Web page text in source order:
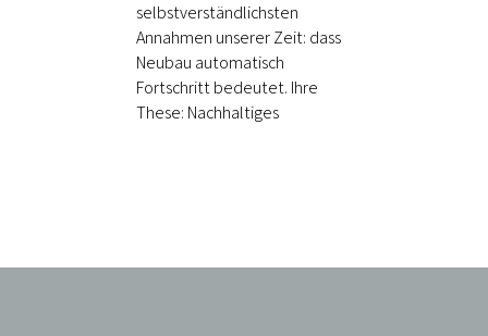
selbstverständlichsten
Annahmen unserer Zeit: dass
Neubau automatisch
Fortschritt bedeutet. Ihre
These: Nachhaltiges